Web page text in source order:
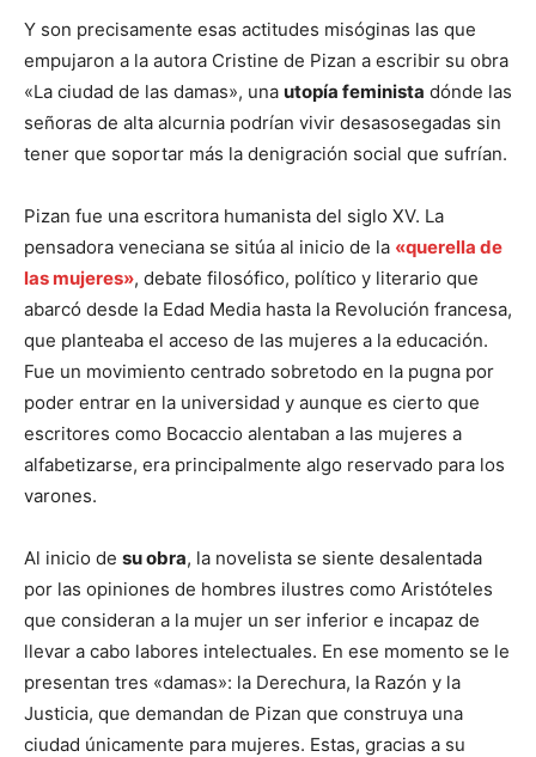
Y son precisamente esas actitudes misóginas las que
empujaron a la autora Cristine de Pizan a escribir su obra
«La ciudad de las damas», una utopía feminista dónde las
señoras de alta alcurnia podrían vivir desasosegadas sin
tener que soportar más la denigración social que sufrían.
Pizan fue una escritora humanista del siglo XV. La
pensadora veneciana se sitúa al inicio de la «querella de
las mujeres», debate filosófico, político y literario que
abarcó desde la Edad Media hasta la Revolución francesa,
que planteaba el acceso de las mujeres a la educación.
Fue un movimiento centrado sobretodo en la pugna por
poder entrar en la universidad y aunque es cierto que
escritores como Bocaccio alentaban a las mujeres a
alfabetizarse, era principalmente algo reservado para los
varones.
Al inicio de su obra, la novelista se siente desalentada
por las opiniones de hombres ilustres como Aristóteles
que consideran a la mujer un ser inferior e incapaz de
llevar a cabo labores intelectuales. En ese momento se le
presentan tres «damas»: la Derechura, la Razón y la
Justicia, que demandan de Pizan que construya una
ciudad únicamente para mujeres. Estas, gracias a su